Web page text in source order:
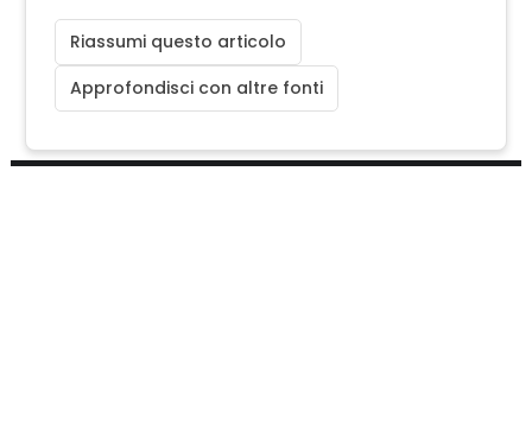
Riassumi questo articolo
Approfondisci con altre fonti